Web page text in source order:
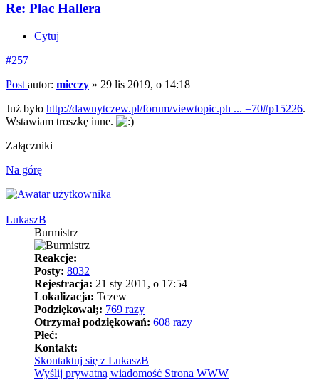
Re: Plac Hallera
Cytuj
#257
Post autor: mieczy » 29 lis 2019, o 14:18
Już było http://dawnytczew.pl/forum/viewtopic.ph ... =70#p15226.
Wstawiam troszkę inne.
Załączniki
Na górę
LukaszB
Burmistrz
Reakcje:
Posty: 8032
Rejestracja: 21 sty 2011, o 17:54
Lokalizacja: Tczew
Podziękował;: 769 razy
Otrzymał podziękowań: 608 razy
Płeć:
Kontakt:
Skontaktuj się z LukaszB
Wyślij prywatną wiadomość Strona WWW